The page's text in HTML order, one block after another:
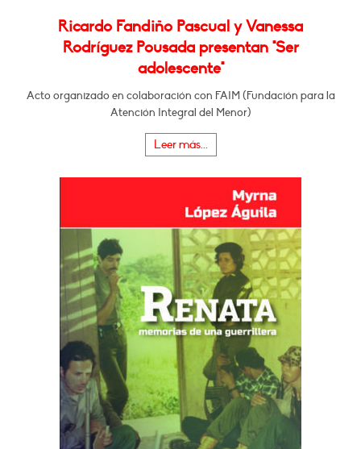
Ricardo Fandiño Pascual y Vanessa
Rodríguez Pousada presentan "Ser
adolescente"
Acto organizado en colaboración con FAIM (Fundación para la
Atención Integral del Menor)
Leer más...